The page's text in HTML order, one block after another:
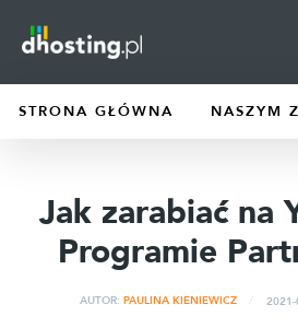
STRONA GŁÓWNA NASZYM
Jak zarabiać na
Programie
AUTOR: PAULINA KIENIEWICZ